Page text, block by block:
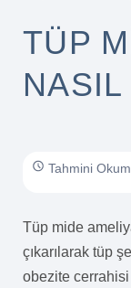
TÜP
Tahmini
Tüp mide
çıkarılarak tüp
obezite